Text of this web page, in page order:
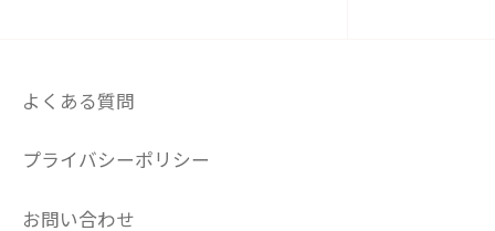
よくある質問
プライバシーポリシー
お問い合わせ